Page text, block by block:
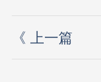
《 上一篇